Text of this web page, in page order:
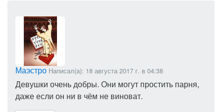
Маэстро Написал(а): 18 августа 2017 г. в 04:38
Девушки очень добры. Они могут простить парня,
даже если он ни в чём не виноват.